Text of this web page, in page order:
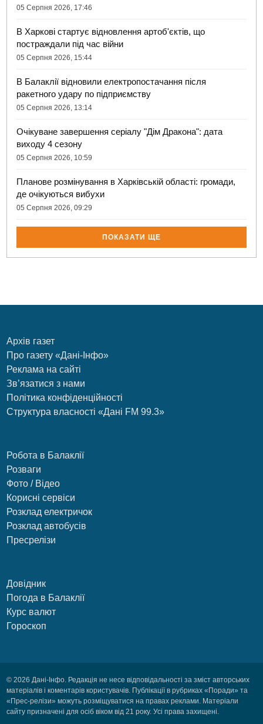
05 Серпня 2026, 17:46
В Харкові стартує відновлення артоб'єктів, що
постраждали під час війни
05 Серпня 2026, 15:44
В Балаклії відновили електропостачання після
ракетного удару по підприємству
05 Серпня 2026, 13:14
Очікуване завершення серіалу "Дім Дракона": дата
виходу 4 сезону
05 Серпня 2026, 10:59
Планове розмінування в Харківській області: громади,
де очікуються вибухи
05 Серпня 2026, 09:29
ПОКАЗАТИ ЩЕ
Архів газет
Про газету «Дані-Інфо»
Реклама на сайті
Зв’язатися з нами
Політика конфіденційності
Структура власності «Дані FM 99.3»
Робота в Балаклії
Розваги
Фото / Відео
Корисні сервіси
Розклад електричок
Розклад автобусів
Пресрелізи
Довідник
Погода в Балаклії
Курс валют
Гороскоп
© 2026 Дані-Інфо. Редакція не несе відповідальності за зміст авторських
матеріалів і коментарів користувачів. Публікації в рубриках «Поради» та
«Прес-релізи» можуть розміщуватися на правах реклами. Матеріали
сайту призначені для осіб віком від 21 року. Усі права захищені.